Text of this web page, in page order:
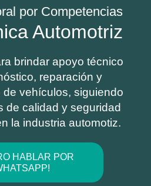
por Competencias
Automotriz
brindar apoyo técnico
reparación y
de vehículos, siguiendo
de calidad y seguridad
la industria automotiz.
HABLAR POR